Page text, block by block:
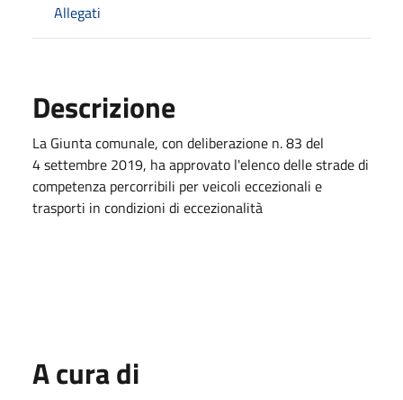
Allegati
Descrizione
La Giunta comunale, con deliberazione n. 83 del
4 settembre 2019, ha approvato l'elenco delle strade di
competenza percorribili per veicoli eccezionali e
trasporti in condizioni di eccezionalità
A cura di